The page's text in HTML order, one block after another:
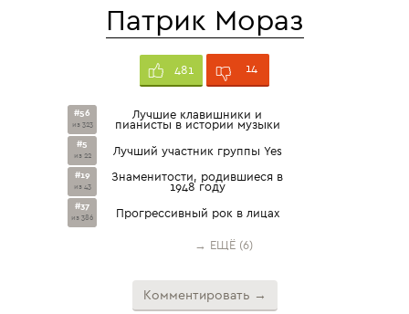
Патрик Мораз
481 14
#56
из 323
Лучшие клавишники и
пианисты в истории музыки
#5
из 22 Лучший участник группы Yes
#19
из 43
Знаменитости, родившиеся в
1948 году
#37
из 386 Прогрессивный рок в лицах
→ ЕЩЁ (6)
Комментировать →